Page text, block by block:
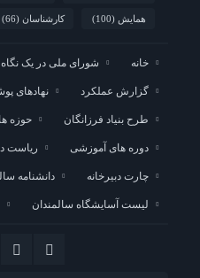
همایش (100) کارشناسان (66)
خانه شورای ملی در یک نگاه
گزارش عملکرد نهادهای
طرح بنیاد فرزانگان حوزه
دوره های آموزشی ریاست
چارت دبیرخانه دانشنامه
لیست آسایشگاه سالمندان